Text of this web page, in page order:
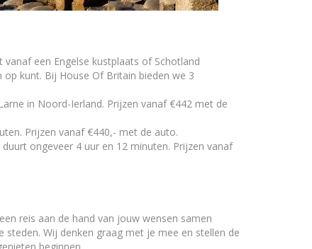
een Engelse kustplaats of Schotland
kunt. Bij House Of Britain bieden we 3
in Noord-Ierland. Prijzen vanaf €442 met de
Prijzen vanaf €440,- met de auto.
ongeveer 4 uur en 12 minuten. Prijzen vanaf
reis aan de hand van jouw wensen samen
Wij denken graag met je mee en stellen de